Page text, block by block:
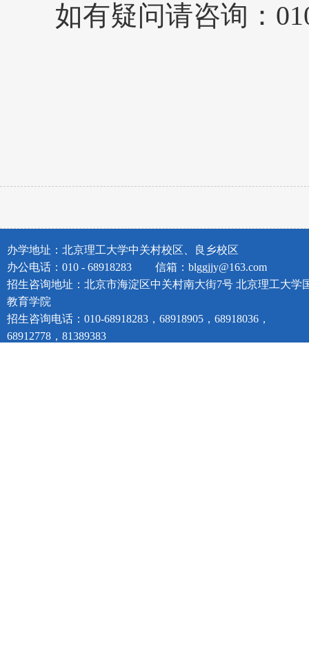
如有疑问请咨询：010-
办学地址：北京理工大学中关村校区、良乡校区
办公电话：010 - 68918283
信箱：blggjjy@163.com
招生咨询地址：北京市海淀区中关村南大街7号 北京理工大学
教育学院
招生咨询电话：010-68918283，68918905，68918036，
68912778，81389383